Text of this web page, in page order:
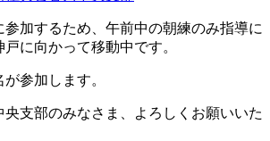
参加するため、午前中の朝練のみ指導に
に向かって移動中です。
参加します。
央支部のみなさま、よろしくお願いいた